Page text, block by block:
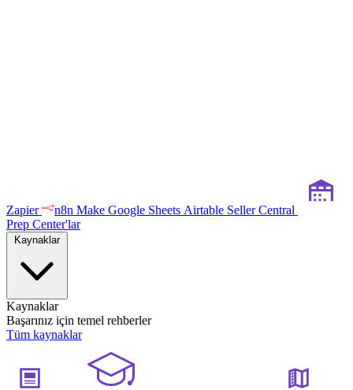
Zapier n8n Make Google Sheets Airtable Seller Central
Prep Center'lar
Kaynaklar
Kaynaklar
Başarınız için temel rehberler
Tüm kaynaklar